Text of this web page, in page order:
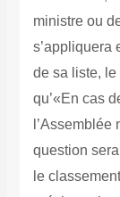
ministre ou
s’appliquera
de sa liste, le
qu’«En cas
question
le